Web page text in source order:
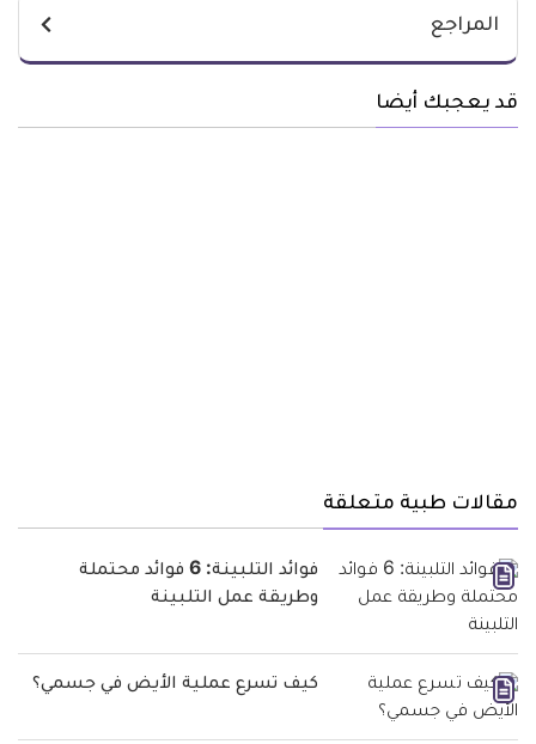
المراجع
قد يعجبك أيضا
مقالات طبية متعلقة
فوائد التلبينة: 6 فوائد محتملة
وطريقة عمل التلبينة
كيف تسرع عملية الأيض في جسمي؟